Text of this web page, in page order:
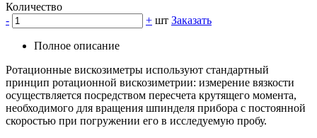
Количество
-
+ шт Заказать
Полное описание
Ротационные вискозиметры используют стандартный
принцип ротационной вискозиметрии: измерение вязкости
осуществляется посредством пересчета крутящего момента,
необходимого для вращения шпинделя прибора с постоянной
скоростью при погружении его в исследуемую пробу.